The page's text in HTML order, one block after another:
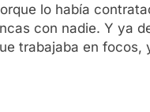
lo había
con nadie. Y ya
trabajaba en focos,